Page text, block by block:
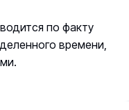
по факту
времени,